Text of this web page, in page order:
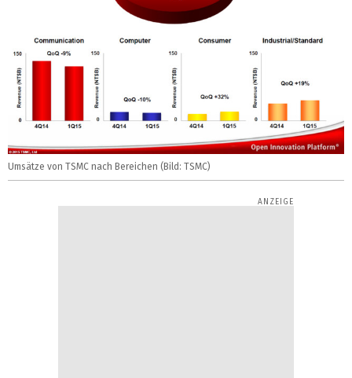
Umsätze von TSMC nach Bereichen (Bild: TSMC)